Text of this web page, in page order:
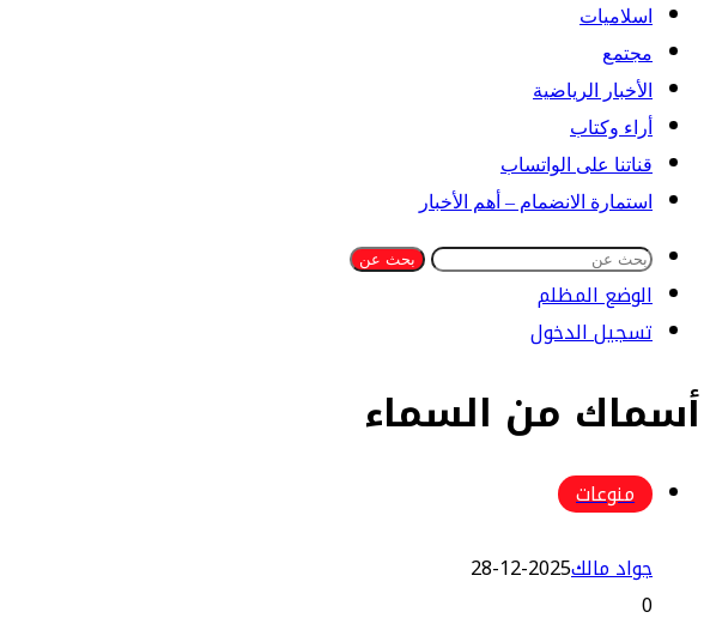
اسلاميات
مجتمع
الأخبار الرياضية
أراء وكتاب
قناتنا على الواتساب
استمارة الانضمام – أهم الأخبار
بحث عن
الوضع المظلم
تسجيل الدخول
أسماك من السماء
منوعات
جواد مالك2025-12-28
0